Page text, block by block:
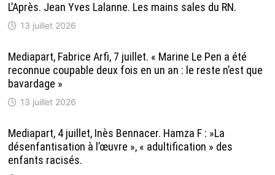
L’Après. Jean Yves Lalanne. Les mains sales du RN.
13 juillet 2026
Mediapart, Fabrice Arfi, 7 juillet. « Marine Le Pen a été
reconnue coupable deux fois en un an : le reste n’est que
bavardage »
13 juillet 2026
Mediapart, 4 juillet, Inès Bennacer. Hamza F : »La
désenfantisation à l’œuvre », « adultification » des
enfants racisés.